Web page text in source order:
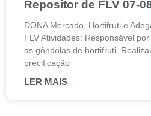
Repositor de FLV 07-
DONA Mercado, Hortifruti e
FLV Atividades: Responsável
as gôndolas de hortifruti.
precificação
LER MAIS